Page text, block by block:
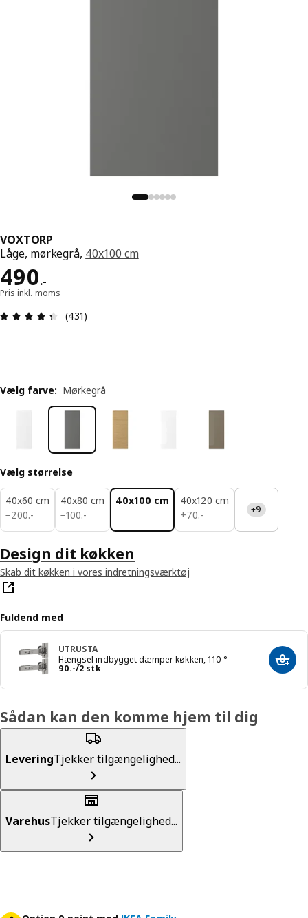
VOXTORP
Låge, mørkegrå, 40x100 cm
490.-
Pris 490.-
Pris inkl. moms
Anmeldelse: 4.4 Ud af 5 Stjerner. Anmeldelser i
(431)
Vælg farve: Mørkegrå
Vælg størrelse
40x60 cm
−200.-
200.-
40x80 cm
−100.-
100.-
40x100 cm
40x120 cm
+70.-
70.- +9
Design dit køkken
Skab dit køkken i vores indretningsværktøj
Fuldend med
UTRUSTA
Hængsel indbygget dæmper køkken, 110 °
90.-/2 stk
Pris 90.-/2 stk Læg i
Sådan kan den komme hjem til dig
LeveringTjekker tilgængelighed...
VarehusTjekker tilgængelighed...